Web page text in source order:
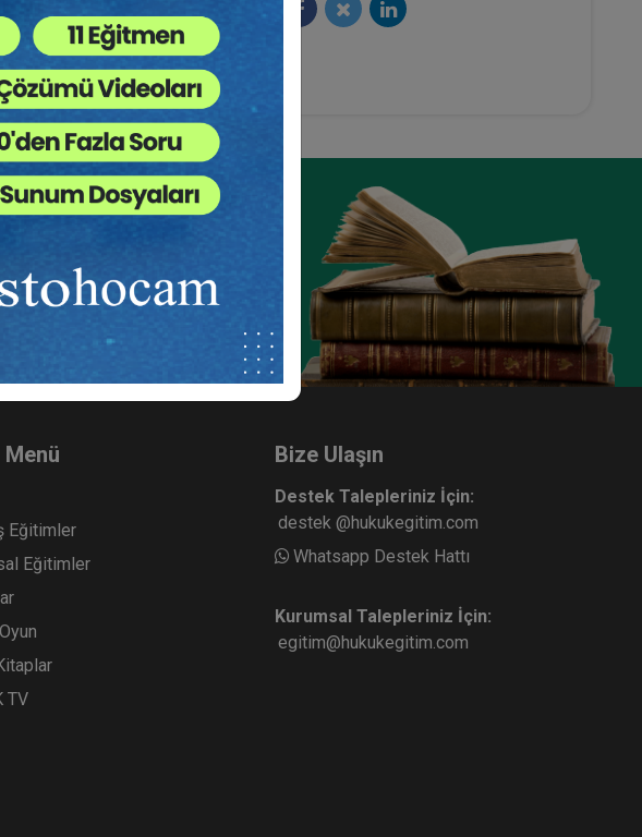
içeriklerle size
kaliteli eğitimlerine
Menü
Eğitimler
Eğitimler
TV
Bize Ulaşın
Destek Talepleriniz İçin:
destek @hukukegitim.com
Whatsapp Destek Hattı
Kurumsal Talepleriniz İçin:
egitim@hukukegitim.com